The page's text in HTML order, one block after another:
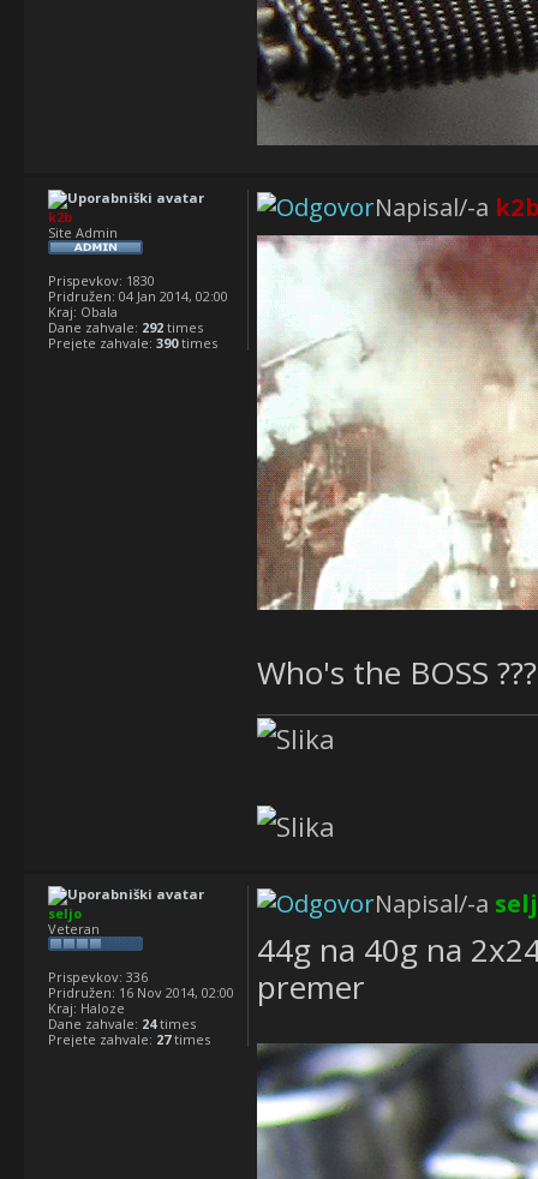
Napisal/-a
Who's the BOSS
k2b
Site Admin
Prispevkov: 1830
Pridružen: 04 Jan 2014, 02:00
Kraj: Obala
Dane zahvale: 292 times
Prejete zahvale: 390times
Napisal/-a
44g na 40g na
premer
seljo
Veteran
Prispevkov: 336
Pridružen: 16 Nov 2014, 02:00
Kraj: Haloze
Dane zahvale: 24times
Prejete zahvale: 27times